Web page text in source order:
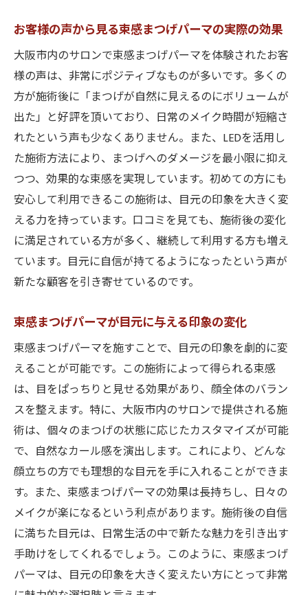
理想の目元を実現するための施術選び
お客様一人ひとりに合わせた施術提案
大阪市のサロンの選び方とその特徴
束感まつげパーマが理想の目元へ導く理由
大阪市での施術体験を最大限に活かす方法
束感まつげパーマがもたらす目元の変化とその
持続性
施術によって得られる目元の印象変更
持続性を高めるための施術後ケア
変化を実感する施術後の過程
長期間持続する目元の魅力を引き出す
定期的なメンテナンスの重要性
お客様の声から見る束感まつげパーマの実際の効果
大阪市内のサロンで束感まつげパーマを体験されたお客
様の声は、非常にポジティブなものが多いです。多くの
方が施術後に「まつげが自然に見えるのにボリュームが
出た」と好評を頂いており、日常のメイク時間が短縮さ
れたという声も少なくありません。また、LEDを活用し
た施術方法により、まつげへのダメージを最小限に抑え
つつ、効果的な束感を実現しています。初めての方にも
安心して利用できるこの施術は、目元の印象を大きく変
える力を持っています。口コミを見ても、施術後の変化
に満足されている方が多く、継続して利用する方も増え
ています。目元に自信が持てるようになったという声が
新たな顧客を引き寄せているのです。
束感まつげパーマが目元に与える印象の変化
束感まつげパーマを施すことで、目元の印象を劇的に変
えることが可能です。この施術によって得られる束感
は、目をぱっちりと見せる効果があり、顔全体のバラン
スを整えます。特に、大阪市内のサロンで提供される施
術は、個々のまつげの状態に応じたカスタマイズが可能
で、自然なカール感を演出します。これにより、どんな
顔立ちの方でも理想的な目元を手に入れることができま
す。また、束感まつげパーマの効果は長持ちし、日々の
メイクが楽になるという利点があります。施術後の自信
に満ちた目元は、日常生活の中で新たな魅力を引き出す
手助けをしてくれるでしょう。このように、束感まつげ
パーマは、目元の印象を大きく変えたい方にとって非常